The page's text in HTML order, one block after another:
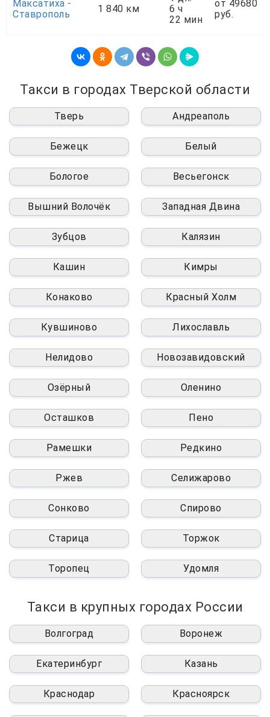
Максатиха -
Ставрополь
1 840 км
6 ч
22 мин
от 49680
руб.
Такси в городах Тверской области
Тверь Андреаполь
Бежецк Белый
Бологое Весьегонск
Вышний Волочёк Западная Двина
Зубцов Калязин
Кашин Кимры
Конаково Красный Холм
Кувшиново Лихославль
Нелидово Новозавидовский
Озёрный Оленино
Осташков Пено
Рамешки Редкино
Ржев Селижарово
Сонково Спирово
Старица Торжок
Торопец Удомля
Такси в крупных городах России
Волгоград Воронеж
Екатеринбург Казань
Краснодар Красноярск